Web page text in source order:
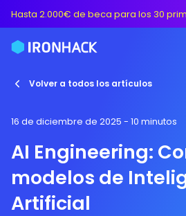
Hasta 2.000€ de beca para los 30
Volver a todos los artículos
16 de diciembre de 2025 - 10 minutos
AI Engineering:
modelos de
Artificial